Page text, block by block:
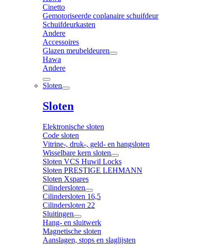
Cinetto
Gemotoriseerde coplanaire schuifdeur
Schuifdeurkasten
Andere
Accessoires
Glazen meubeldeuren
Hawa
Andere
Sloten
Sloten
Elektronische sloten
Code sloten
Vitrine-, druk-, geld- en hangsloten
Wisselbare kern sloten
Sloten VCS Huwil Locks
Sloten PRESTIGE LEHMANN
Sloten Xspares
Cilindersloten
Cilindersloten 16,5
Cilindersloten 22
Sluitingen
Hang- en sluitwerk
Magnetische sloten
Aanslagen, stops en slaglijsten